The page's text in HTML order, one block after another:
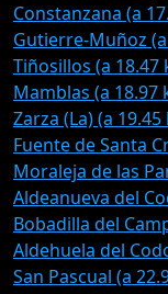
Constanzana (a
Gutierre-Muñoz
Tiñosillos (a 18.47
Mamblas (a 18.97
Zarza (La) (a
Fuente de Santa
Moraleja de las
Aldeanueva del
Bobadilla del
Aldehuela del
San Pascual (a